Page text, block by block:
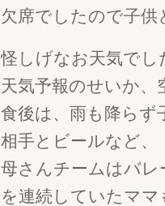
欠席でしたので子供
怪しげなお天気でし
天気予報のせいか
食後は、雨も降らず
相手とビールなど、
母さんチームはバ
を連続していたマ